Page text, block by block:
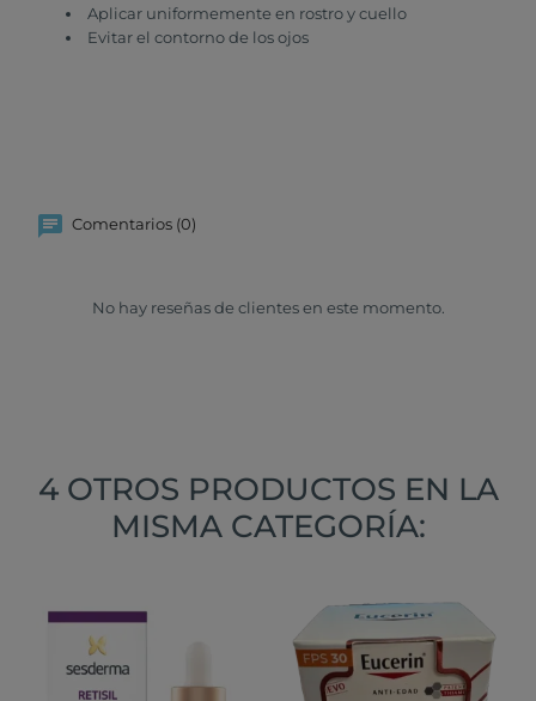
Aplicar uniformemente en rostro y cuello ​
Evitar el contorno de los ojos ​
Comentarios (0)
No hay reseñas de clientes en este momento.
4 OTROS PRODUCTOS EN LA
MISMA CATEGORÍA: